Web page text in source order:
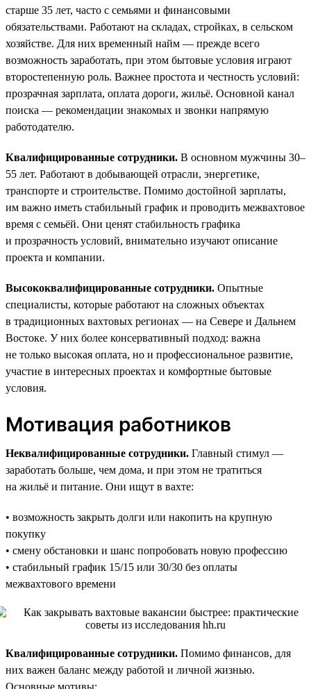
старше 35 лет, часто с семьями и финансовыми
обязательствами. Работают на складах, стройках, в сельском
хозяйстве. Для них временный найм — прежде всего
возможность заработать, при этом бытовые условия играют
второстепенную роль. Важнее простота и честность условий:
прозрачная зарплата, оплата дороги, жильё. Основной канал
поиска — рекомендации знакомых и звонки напрямую
работодателю.
Квалифицированные сотрудники. В основном мужчины 30–
55 лет. Работают в добывающей отрасли, энергетике,
транспорте и строительстве. Помимо достойной зарплаты,
им важно иметь стабильный график и проводить межвахтовое
время с семьёй. Они ценят стабильность графика
и прозрачность условий, внимательно изучают описание
проекта и компании.
Высококвалифицированные сотрудники. Опытные
специалисты, которые работают на сложных объектах
в традиционных вахтовых регионах — на Севере и Дальнем
Востоке. У них более консервативный подход: важна
не только высокая оплата, но и профессиональное развитие,
участие в интересных проектах и комфортные бытовые
условия.
Мотивация работников
Неквалифицированные сотрудники. Главный стимул —
заработать больше, чем дома, и при этом не тратиться
на жильё и питание. Они ищут в вахте:
• возможность закрыть долги или накопить на крупную
покупку
• смену обстановки и шанс попробовать новую профессию
• стабильный график 15/15 или 30/30 без оплаты
межвахтового времени
Квалифицированные сотрудники. Помимо финансов, для
них важен баланс между работой и личной жизнью.
Основные мотивы: